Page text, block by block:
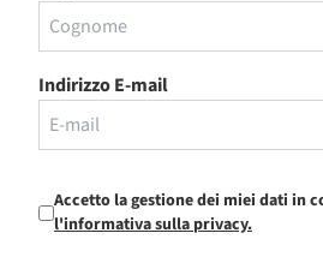
Indirizzo E-mail
Accetto la gestione dei miei dati in
l'informativa sulla privacy.